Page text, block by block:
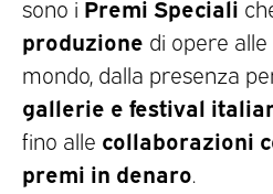
sono i Premi Speciali
produzione di opere alle
mondo, dalla presenza
gallerie e festival
fino alle collaborazioni
premi in denaro